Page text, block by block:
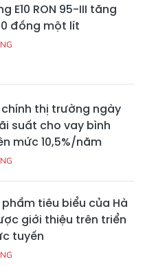
E10 RON 95-III tăng
đồng một lít
chính thị trường ngày
suất cho vay bình
mức 10,5%/năm
phẩm tiêu biểu của Hà
giới thiệu trên triển
tuyến